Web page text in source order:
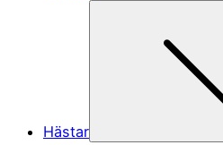
Hästar